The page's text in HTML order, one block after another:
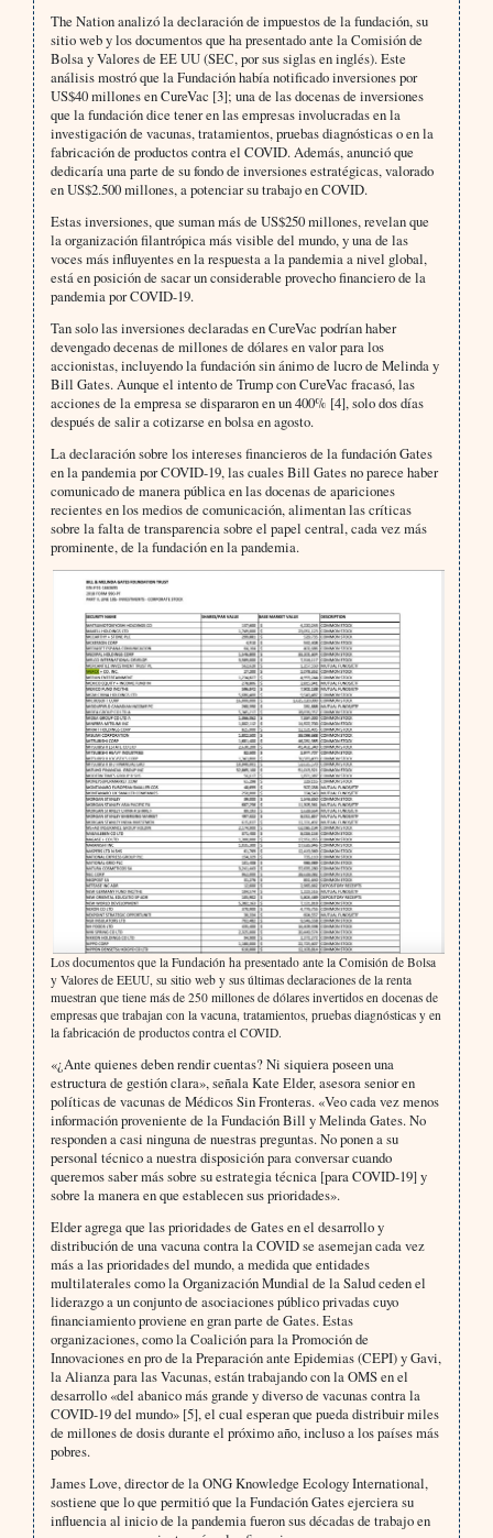
The Nation analizó la declaración de impuestos de la fundación, su
sitio web y los documentos que ha presentado ante la Comisión de
Bolsa y Valores de EE UU (SEC, por sus siglas en inglés). Este
análisis mostró que la Fundación había notificado inversiones por
US$40 millones en CureVac [3]; una de las docenas de inversiones
que la fundación dice tener en las empresas involucradas en la
investigación de vacunas, tratamientos, pruebas diagnósticas o en la
fabricación de productos contra el COVID. Además, anunció que
dedicaría una parte de su fondo de inversiones estratégicas, valorado
en US$2.500 millones, a potenciar su trabajo en COVID.
Estas inversiones, que suman más de US$250 millones, revelan que
la organización filantrópica más visible del mundo, y una de las
voces más influyentes en la respuesta a la pandemia a nivel global,
está en posición de sacar un considerable provecho financiero de la
pandemia por COVID-19.
Tan solo las inversiones declaradas en CureVac podrían haber
devengado decenas de millones de dólares en valor para los
accionistas, incluyendo la fundación sin ánimo de lucro de Melinda y
Bill Gates. Aunque el intento de Trump con CureVac fracasó, las
acciones de la empresa se dispararon en un 400% [4], solo dos días
después de salir a cotizarse en bolsa en agosto.
La declaración sobre los intereses financieros de la fundación Gates
en la pandemia por COVID-19, las cuales Bill Gates no parece haber
comunicado de manera pública en las docenas de apariciones
recientes en los medios de comunicación, alimentan las críticas
sobre la falta de transparencia sobre el papel central, cada vez más
prominente, de la fundación en la pandemia.
Los documentos que la Fundación ha presentado ante la Comisión de Bolsa
y Valores de EEUU, su sitio web y sus últimas declaraciones de la renta
muestran que tiene más de 250 millones de dólares invertidos en docenas de
empresas que trabajan con la vacuna, tratamientos, pruebas diagnósticas y en
la fabricación de productos contra el COVID.
«¿Ante quienes deben rendir cuentas? Ni siquiera poseen una
estructura de gestión clara», señala Kate Elder, asesora senior en
políticas de vacunas de Médicos Sin Fronteras. «Veo cada vez menos
información proveniente de la Fundación Bill y Melinda Gates. No
responden a casi ninguna de nuestras preguntas. No ponen a su
personal técnico a nuestra disposición para conversar cuando
queremos saber más sobre su estrategia técnica [para COVID-19] y
sobre la manera en que establecen sus prioridades».
Elder agrega que las prioridades de Gates en el desarrollo y
distribución de una vacuna contra la COVID se asemejan cada vez
más a las prioridades del mundo, a medida que entidades
multilaterales como la Organización Mundial de la Salud ceden el
liderazgo a un conjunto de asociaciones público privadas cuyo
financiamiento proviene en gran parte de Gates. Estas
organizaciones, como la Coalición para la Promoción de
Innovaciones en pro de la Preparación ante Epidemias (CEPI) y Gavi,
la Alianza para las Vacunas, están trabajando con la OMS en el
desarrollo «del abanico más grande y diverso de vacunas contra la
COVID-19 del mundo» [5], el cual esperan que pueda distribuir miles
de millones de dosis durante el próximo año, incluso a los países más
pobres.
James Love, director de la ONG Knowledge Ecology International,
sostiene que lo que permitió que la Fundación Gates ejerciera su
influencia al inicio de la pandemia fueron sus décadas de trabajo en